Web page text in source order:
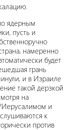
ядерным
пусть и
намеренно
будет
грань
и в Израиле
такой дерзкой
на
и
к
против